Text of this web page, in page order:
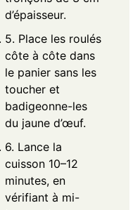
d’épaisseur.
5. Place les roulés
côte à côte dans
le panier sans les
toucher et
badigeonne-les
du jaune d’œuf.
6. Lance la
cuisson 10–12
minutes, en
vérifiant à mi-